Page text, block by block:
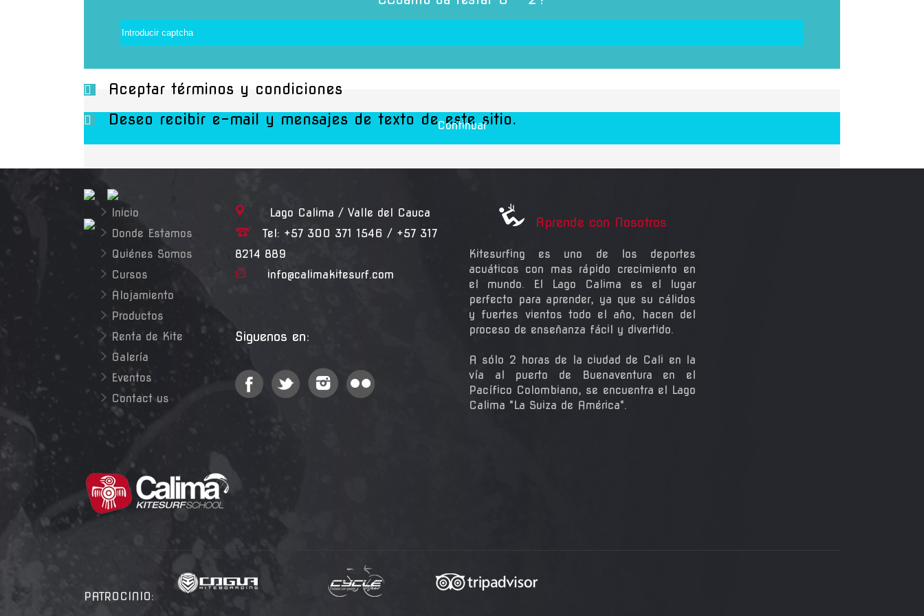
Aceptar términos y condiciones
Deseo recibir e-mail y mensajes de texto de este sitio.
Continuar
Inicio
Donde Estamos
Quiénes Somos
Cursos
Alojamiento
Productos
Renta de Kite
Galería
Eventos
Contact us
Lago Calima / Valle del Cauca
Tel: +57 300 371 1546 / +57 317
8214 889
info@calimakitesurf.com
Siguenos en:
Aprende con Nosotros
Kitesurfing es uno de los deportes
acuáticos con mas rápido crecimiento en
el mundo. El Lago Calima es el lugar
perfecto para aprender, ya que su cálidos
y fuertes vientos todo el año, hacen del
proceso de enseñanza fácil y divertido.
A sólo 2 horas de la ciudad de Cali en la
vía al puerto de Buenaventura en el
Pacífico Colombiano, se encuentra el Lago
Calima "La Suiza de América".
PATROCINIO: